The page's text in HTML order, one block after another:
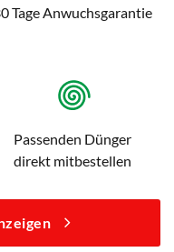
Tage Anwuchsgarantie
Passenden Dünger
direkt mitbestellen